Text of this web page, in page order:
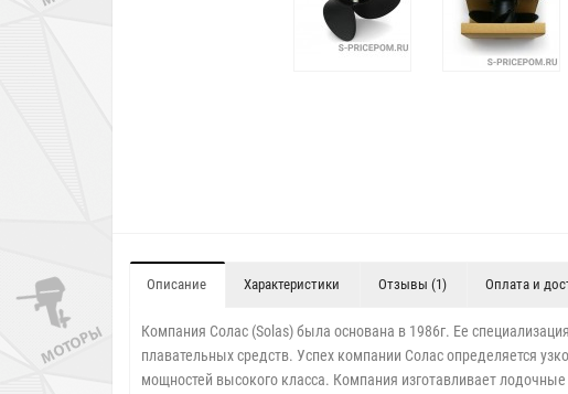
Описание Характеристики Отзывы (1) Оплата и
Компания Солас (Solas) была основана в 1986г. Ее
плавательных средств. Успех компании Солас определяется
мощностей высокого класса. Компания изготавливает